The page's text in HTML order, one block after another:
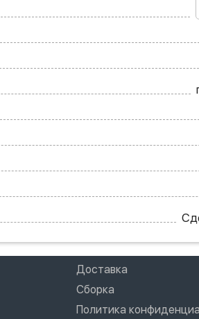
Доставка
Сборка
Политика